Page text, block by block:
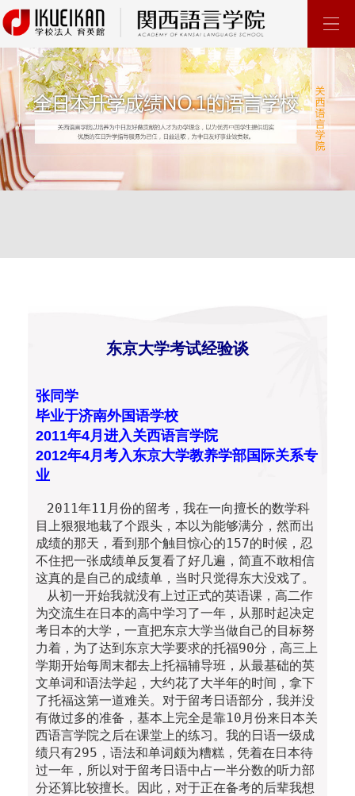
东京大学考试经验谈
张同学
毕业于济南外国语学校
2011年4月进入关西语言学院
2012年4月考入东京大学教养学部国际关系专
业
2011年11月份的留考，我在一向擅长的数学科
目上狠狠地栽了个跟头，本以为能够满分，然而出
成绩的那天，看到那个触目惊心的157的时候，忍
不住把一张成绩单反复看了好几遍，简直不敢相信
这真的是自己的成绩单，当时只觉得东大没戏了。
从初一开始我就没有上过正式的英语课，高二作
为交流生在日本的高中学习了一年，从那时起决定
考日本的大学，一直把东京大学当做自己的目标努
力着，为了达到东京大学要求的托福90分，高三上
学期开始每周末都去上托福辅导班，从最基础的英
文单词和语法学起，大约花了大半年的时间，拿下
了托福这第一道难关。对于留考日语部分，我并没
有做过多的准备，基本上完全是靠10月份来日本关
西语言学院之后在课堂上的练习。我的日语一级成
绩只有295，语法和单词颇为糟糕，凭着在日本待
过一年，所以对于留考日语中占一半分数的听力部
分还算比较擅长。因此，对于正在备考的后辈我想